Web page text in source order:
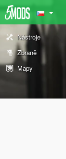
Nástroje
Zbraně
Mapy